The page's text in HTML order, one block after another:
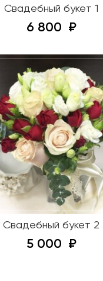
Свадебный букет 1
6 800
Свадебный букет 2
5 000